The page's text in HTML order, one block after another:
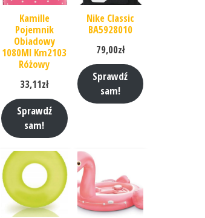
Kamille
Pojemnik
Obiadowy
1080Ml Km2103
Różowy
33,11zł
Sprawdź
sam!
Nike Classic
BA5928010
79,00zł
Sprawdź
sam!